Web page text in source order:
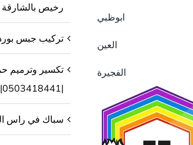
ابوظبي
العين
الفجيرة
رخيص بالشارقة
تركيب جبس بورد في
تكسير وترميم
|0503418441| عزل حمامات
سباك في راس الخيمة